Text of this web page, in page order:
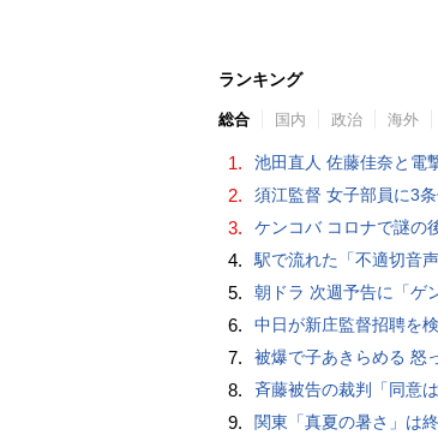
ランキング
総合 国内 政治 海外
1. 池田直人 佐藤佳奈と電
2. 須江監督 女子部員に3
3. ケンコバ コロナで謎の
4. 駅で流れた「不適切音
5. 朝ドラ 次週予告に「ゲ
6. 中日が新庄監督招聘を
7. 被爆で子あきらめる 怒
8. 斉藤被告の裁判「同意は
9. 関東「真夏の暑さ」は